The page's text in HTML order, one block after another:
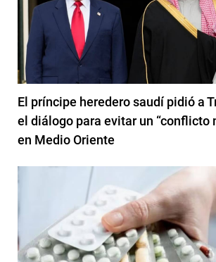
El príncipe heredero saudí pidió a
el diálogo para evitar un “conflicto
en Medio Oriente